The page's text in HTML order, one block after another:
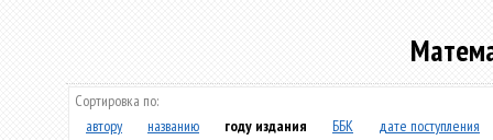
Сортировка по:
автору
названию году издания ББК дате поступления